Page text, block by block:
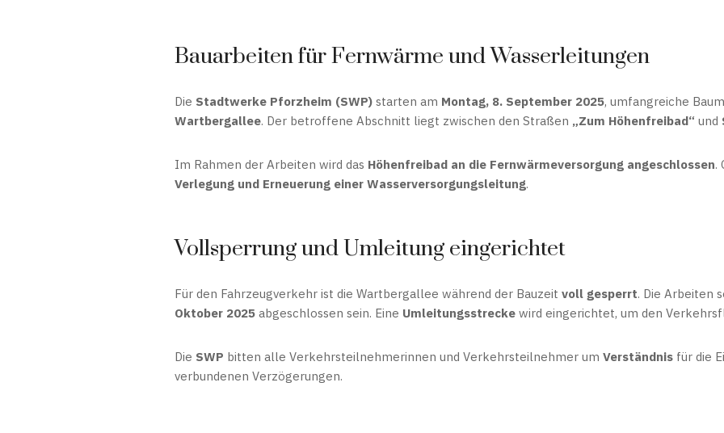
Bauarbeiten für Fernwärme und Wasserleitungen
Die Stadtwerke Pforzheim (SWP) starten am Montag, 8. September 2025, umfangreiche
Wartbergallee. Der betroffene Abschnitt liegt zwischen den Straßen „Zum Höhenfreibad“ und
Im Rahmen der Arbeiten wird das Höhenfreibad an die Fernwärmeversorgung angeschlossen.
Verlegung und Erneuerung einer Wasserversorgungsleitung.
Vollsperrung und Umleitung eingerichtet
Für den Fahrzeugverkehr ist die Wartbergallee während der Bauzeit voll gesperrt. Die Arbeiten
Oktober 2025 abgeschlossen sein. Eine Umleitungsstrecke wird eingerichtet, um den
Die SWP bitten alle Verkehrsteilnehmerinnen und Verkehrsteilnehmer um Verständnis für die
verbundenen Verzögerungen.